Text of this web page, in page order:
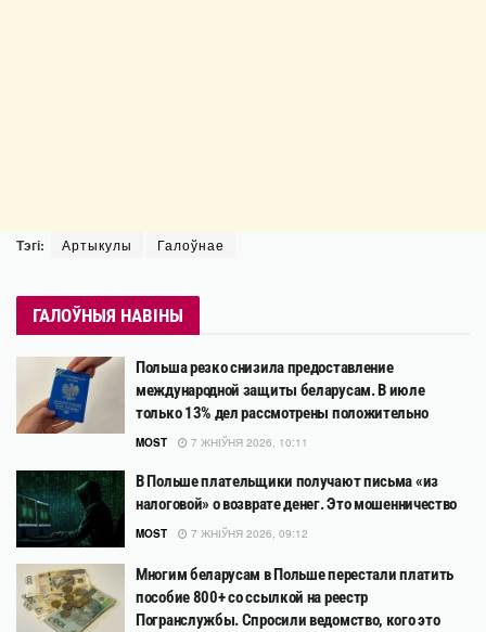
Тэгі: Артыкулы Галоўнае
ГАЛОЎНЫЯ НАВІНЫ
Польша резко снизила предоставление
международной защиты беларусам. В июле
только 13% дел рассмотрены положительно
MOST 7 ЖНІЎНЯ 2026, 10:11
В Польше плательщики получают письма «из
налоговой» о возврате денег. Это мошенничество
MOST 7 ЖНІЎНЯ 2026, 09:12
Многим беларусам в Польше перестали платить
пособие 800+ со ссылкой на реестр
Погранслужбы. Спросили ведомство, кого это